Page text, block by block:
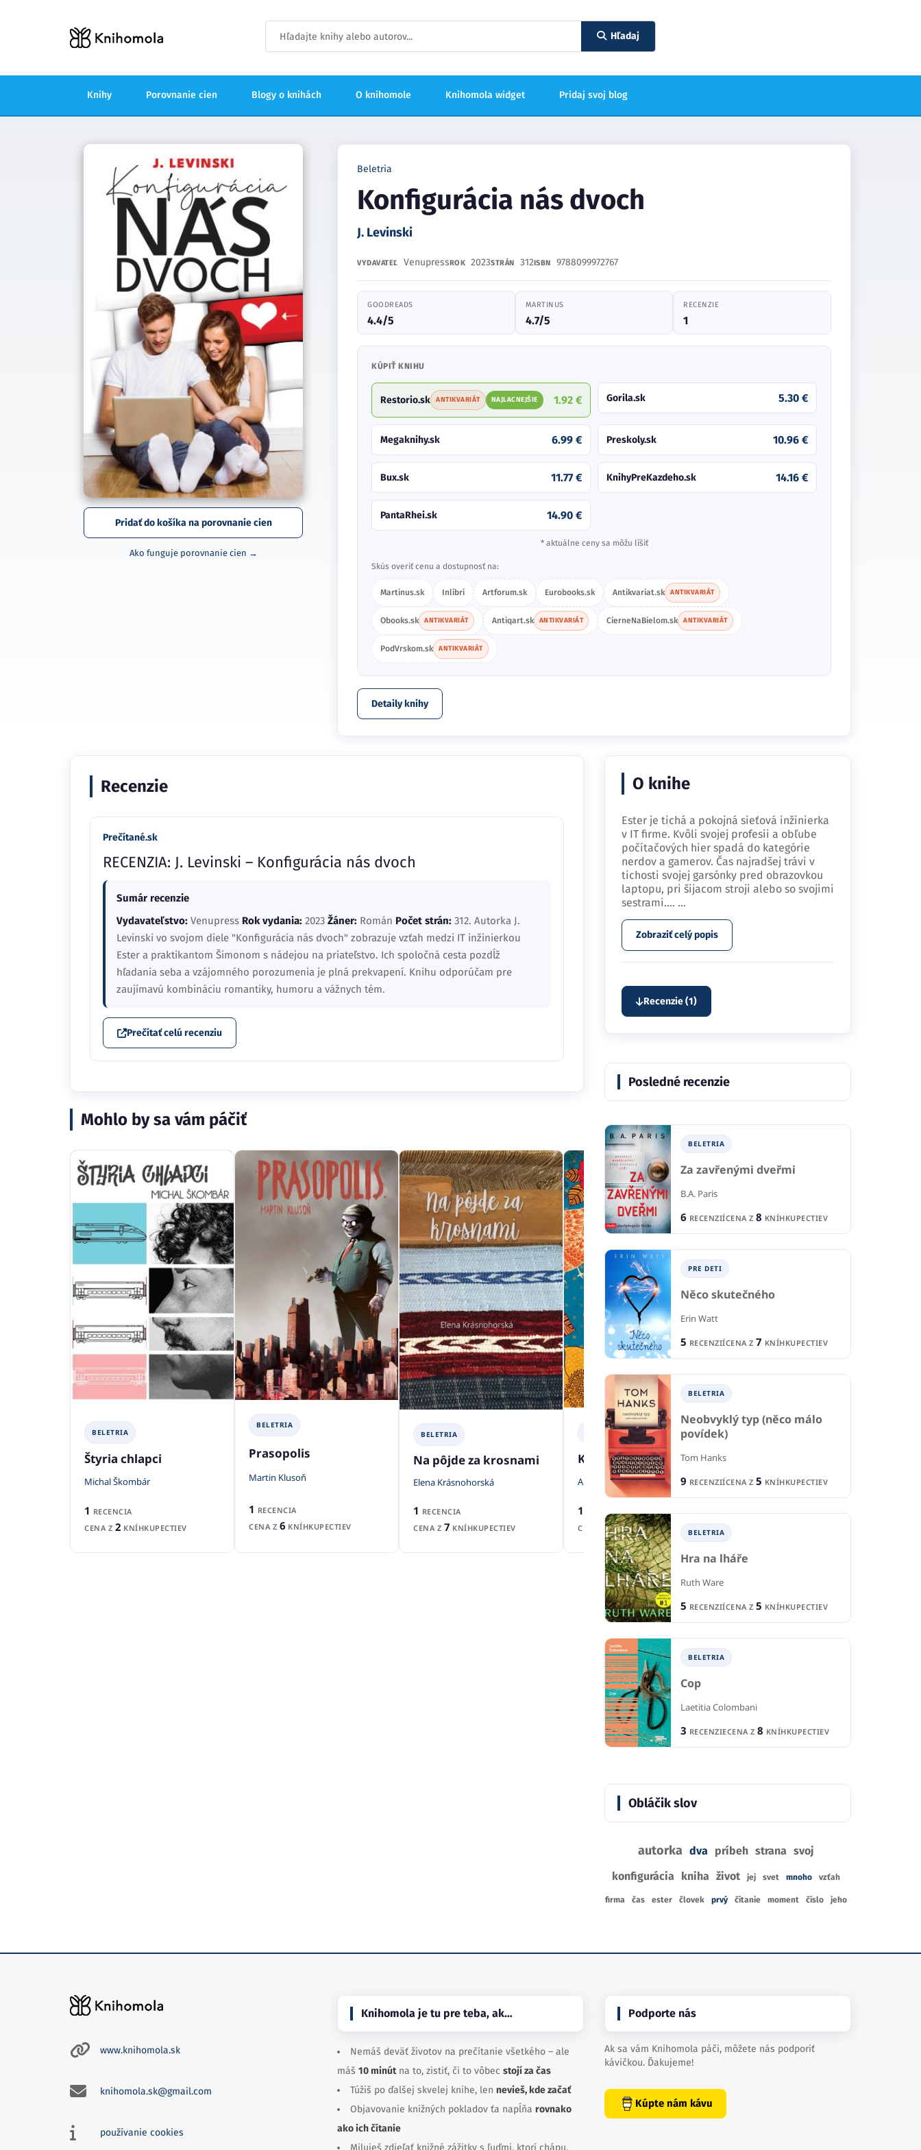
Hľadaj
Knihy Porovnanie cien Blogy o knihách O knihomole Knihomola widget Pridaj svoj blog
Pridať do košíka na porovnanie cien
Ako funguje porovnanie cien →
Beletria
Konfigurácia nás dvoch
J. Levinski
VYDAVATEĽ VenupressROK 2023STRÁN 312ISBN 9788099972767
GOODREADS
4.4/5
MARTINUS
4.7/5
RECENZIE
1
KÚPIŤ KNIHU
Restorio.sk ANTIKVARIÁT NAJLACNEJŠIE 1.92 € Gorila.sk 5.30 €
Megaknihy.sk 6.99 € Preskoly.sk 10.96 €
Bux.sk 11.77 € KnihyPreKazdeho.sk 14.16 €
PantaRhei.sk 14.90 €
* aktuálne ceny sa môžu líšiť
Skús overiť cenu a dostupnosť na:
Martinus.sk Inlibri Artforum.sk Eurobooks.sk Antikvariat.sk ANTIKVARIÁT
Obooks.sk ANTIKVARIÁT Antiqart.sk ANTIKVARIÁT CierneNaBielom.sk ANTIKVARIÁT
PodVrskom.sk ANTIKVARIÁT
Detaily knihy
Recenzie
Prečítané.sk
RECENZIA: J. Levinski – Konfigurácia nás dvoch
Sumár recenzie
Vydavateľstvo: Venupress Rok vydania: 2023 Žáner: Román Počet strán: 312. Autorka J.
Levinski vo svojom diele "Konfigurácia nás dvoch" zobrazuje vzťah medzi IT inžinierkou
Ester a praktikantom Šimonom s nádejou na priateľstvo. Ich spoločná cesta pozdĺž
hľadania seba a vzájomného porozumenia je plná prekvapení. Knihu odporúčam pre
zaujímavú kombináciu romantiky, humoru a vážnych tém.
Prečítať celú recenziu
Mohlo by sa vám páčiť
BELETRIA
Štyria chlapci
Michal Škombár
1 RECENCIA
CENA Z 2 KNÍHKUPECTIEV
BELETRIA
Prasopolis
Martin Klusoň
1 RECENCIA
CENA Z 6 KNÍHKUPECTIEV
BELETRIA
Na pôjde za krosnami
Elena Krásnohorská
1 RECENCIA
CENA Z 7 KNÍHKUPECTIEV
BELETRIA
Když má štěstí kliku
Aurelie Valognes
1
CENA Z6KNÍHKUPECTIEV
O knihe
Ester je tichá a pokojná sieťová inžinierka
v IT firme. Kvôli svojej profesii a obľube
počítačových hier spadá do kategórie
nerdov a gamerov. Čas najradšej trávi v
tichosti svojej garsónky pred obrazovkou
laptopu, pri šijacom stroji alebo so svojimi
sestrami.… ...
Zobraziť celý popis
Recenzie (1)
Posledné recenzie
BELETRIA
Za zavřenými dveřmi
B.A. Paris
6 RECENZIÍCENA Z 8 KNÍHKUPECTIEV
PRE DETI
Něco skutečného
Erin Watt
5 RECENZIÍCENA Z 7 KNÍHKUPECTIEV
BELETRIA
Neobvyklý typ (něco málo
povídek)
Tom Hanks
9 RECENZIÍCENA Z 5 KNÍHKUPECTIEV
BELETRIA
Hra na lháře
Ruth Ware
5 RECENZIÍCENA Z 5 KNÍHKUPECTIEV
BELETRIA
Cop
Laetitia Colombani
3 RECENZIECENA Z 8 KNÍHKUPECTIEV
Obláčik slov
autorka dva príbeh strana svoj
konfigurácia
kniha život jej svet mnoho vzťah
firma čas ester človek prvý čítanie moment číslo jeho
www.knihomola.sk
knihomola.sk@gmail.com
používanie cookies
Knihomola je tu pre teba, ak…
Nemáš deväť životov na prečítanie všetkého – ale
máš 10 minútna to, zistiť, či to vôbec stojí za čas
Túžiš po ďalšej skvelej knihe, len nevieš, kde začať
Objavovanie knižných pokladov ťa napĺňa rovnako
ako ich čítanie
Miluješ zdieľať knižné zážitky s ľuďmi, ktorí chápu,
Podporte nás
Ak sa vám Knihomola páči, môžete nás podporiť
kávičkou. Ďakujeme!
Kúpte nám kávu